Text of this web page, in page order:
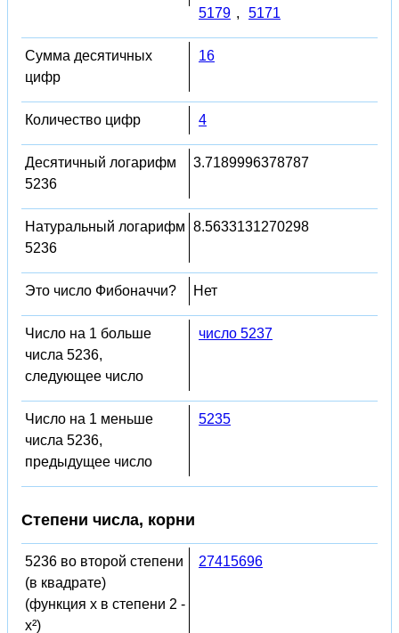
5179 , 5171
Сумма десятичных
цифр
16
Количество цифр 4
Десятичный логарифм
5236
3.7189996378787
Натуральный логарифм
5236
8.5633131270298
Это число Фибоначчи? Нет
Число на 1 больше
числа 5236,
следующее число
число 5237
Число на 1 меньше
числа 5236,
предыдущее число
5235
Степени числа, корни
5236 во второй степени
(в квадрате)
(функция x в степени 2 -
x²)
27415696